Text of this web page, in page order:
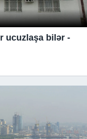
ucuzlaşa bilər -